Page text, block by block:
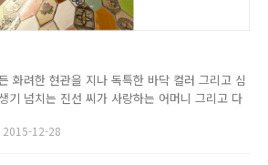
화려한 현관을 지나 독특한 바닥 컬러 그리고 심
기 넘치는 진선 씨가 사랑하는 어머니 그리고 다
난 손재주로 반제품을 만들고 집을 꾸미며 즐거움
2015-12-28